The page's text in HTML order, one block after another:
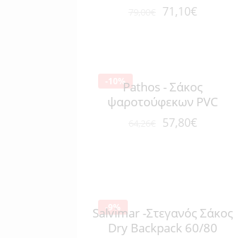
71,10€
-10%Pathos - Σάκος
ψαροτούφεκων PVC
57,80€
-9%
Salvimar -Στεγανός Σάκος
Dry Backpack 60/80